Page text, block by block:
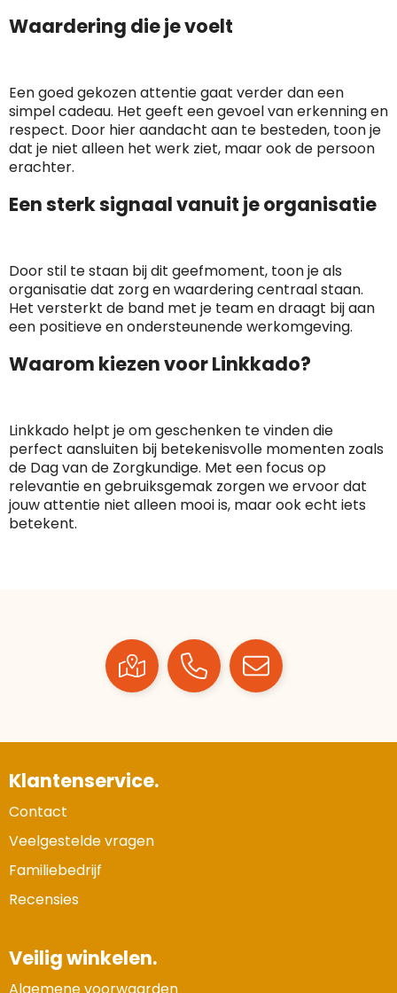
Waardering die je voelt
Een goed gekozen attentie gaat verder dan een
simpel cadeau. Het geeft een gevoel van erkenning en
respect. Door hier aandacht aan te besteden, toon je
dat je niet alleen het werk ziet, maar ook de persoon
erachter.
Een sterk signaal vanuit je organisatie
Door stil te staan bij dit geefmoment, toon je als
organisatie dat zorg en waardering centraal staan.
Het versterkt de band met je team en draagt bij aan
een positieve en ondersteunende werkomgeving.
Waarom kiezen voor Linkkado?
Linkkado helpt je om geschenken te vinden die
perfect aansluiten bij betekenisvolle momenten zoals
de Dag van de Zorgkundige. Met een focus op
relevantie en gebruiksgemak zorgen we ervoor dat
jouw attentie niet alleen mooi is, maar ook echt iets
betekent.
Klantenservice.
Contact
Veelgestelde vragen
Familiebedrijf
Recensies
Veilig winkelen.